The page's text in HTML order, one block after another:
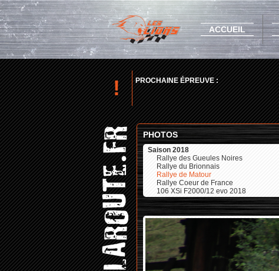
ACCUEIL
! PROCHAINE ÉPREUVE :
PHOTOS
Saison 2018
Rallye des Gueules Noires
Rallye du Brionnais
Rallye de Matour
Rallye Coeur de France
106 XSi F2000/12 evo 2018